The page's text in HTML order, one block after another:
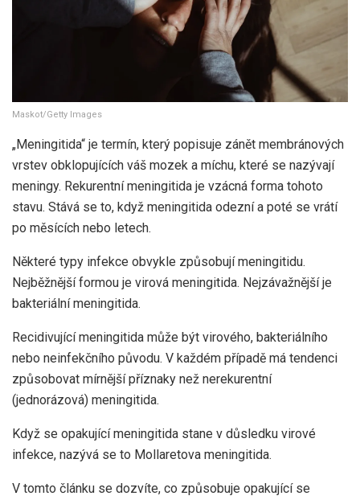
Maskot/Getty Images
„Meningitida“ je termín, který popisuje zánět membránových
vrstev obklopujících váš mozek a míchu, které se nazývají
meningy. Rekurentní meningitida je vzácná forma tohoto
stavu. Stává se to, když meningitida odezní a poté se vrátí
po měsících nebo letech.
Některé typy infekce obvykle způsobují meningitidu.
Nejběžnější formou je virová meningitida. Nejzávažnější je
bakteriální meningitida.
Recidivující meningitida může být virového, bakteriálního
nebo neinfekčního původu. V každém případě má tendenci
způsobovat mírnější příznaky než nerekurentní
(jednorázová) meningitida.
Když se opakující meningitida stane v důsledku virové
infekce, nazývá se to Mollaretova meningitida.
V tomto článku se dozvíte, co způsobuje opakující se